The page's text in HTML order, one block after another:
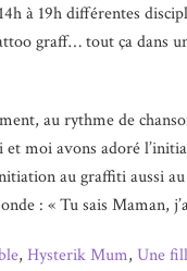
à 19h différentes
graff… tout ça dans
au rythme de
moi avons adoré
au graffiti aussi
: « Tu sais Maman,
, Hysterik Mum, Une